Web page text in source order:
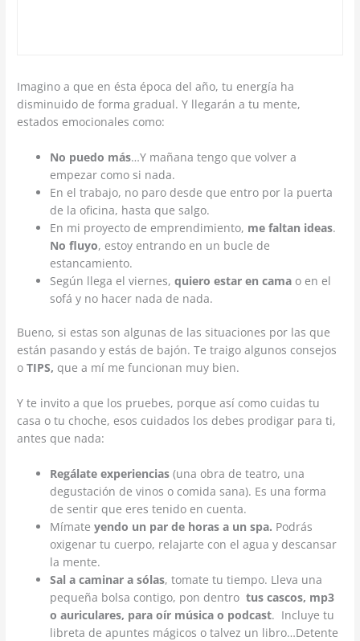
Imagino a que en ésta época del año, tu energía ha
disminuido de forma gradual. Y llegarán a tu mente,
estados emocionales como:
No puedo más…Y mañana tengo que volver a
empezar como si nada.
En el trabajo, no paro desde que entro por la puerta
de la oficina, hasta que salgo.
En mi proyecto de emprendimiento, me faltan ideas.
No fluyo, estoy entrando en un bucle de
estancamiento.
Según llega el viernes,quiero estar en cama o en el
sofá y no hacer nada de nada.
Bueno, si estas son algunas de las situaciones por las que
están pasando y estás de bajón. Te traigo algunos consejos
oTIPS, que a mí me funcionan muy bien.
Y te invito a que los pruebes, porque así como cuidas tu
casa o tu choche, esos cuidados los debes prodigar para ti,
antes que nada:
Regálate experiencias (una obra de teatro, una
degustación de vinos o comida sana). Es una forma
de sentir que eres tenido en cuenta.
Mímateyendo un par de horas a un spa. Podrás
oxigenar tu cuerpo, relajarte con el agua y descansar
la mente.
Sal a caminar a sólas, tomate tu tiempo. Lleva una
pequeña bolsa contigo, pon dentrotus cascos, mp3
o auriculares, para oír música o podcast. Incluye tu
libreta de apuntes mágicos o talvez un libro…Detente